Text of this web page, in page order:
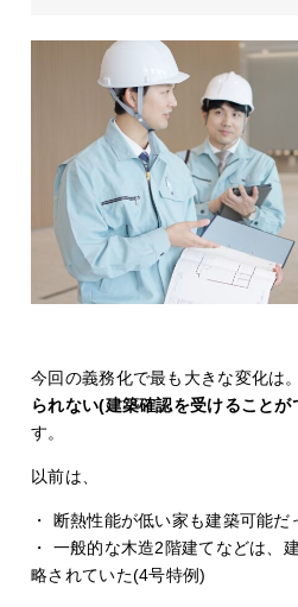
今回の義務化で最も大きな変化は
られない(建築確認を受けることが
す。
以前は、
・ 断熱性能が低い家も建築可能だ
・ 一般的な木造2階建てなどは、
略されていた(4号特例)